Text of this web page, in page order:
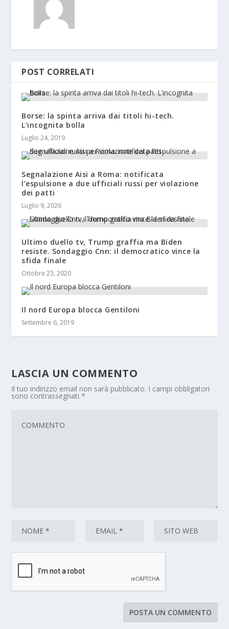
POST CORRELATI
Borse: la spinta arriva dai titoli hi-tech.
L’incognita bolla
Luglio 24, 2019
Segnalazione Aisi a Roma: notificata
l’espulsione a due ufficiali russi per violazione
dei patti
Luglio 9, 2026
Ultimo duello tv, Trump graffia ma Biden
resiste. Sondaggio Cnn: il democratico vince la
sfida finale
Ottobre 23, 2020
Il nord Europa blocca Gentiloni
Settembre 6, 2019
LASCIA UN COMMENTO
Il tuo indirizzo email non sarà pubblicato. I campi obbligatori
sono contrassegnati*